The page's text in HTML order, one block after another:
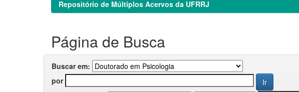
Repositório de Múltiplos Acervos da UFRRJ
Página de Busca
Buscar em:
por